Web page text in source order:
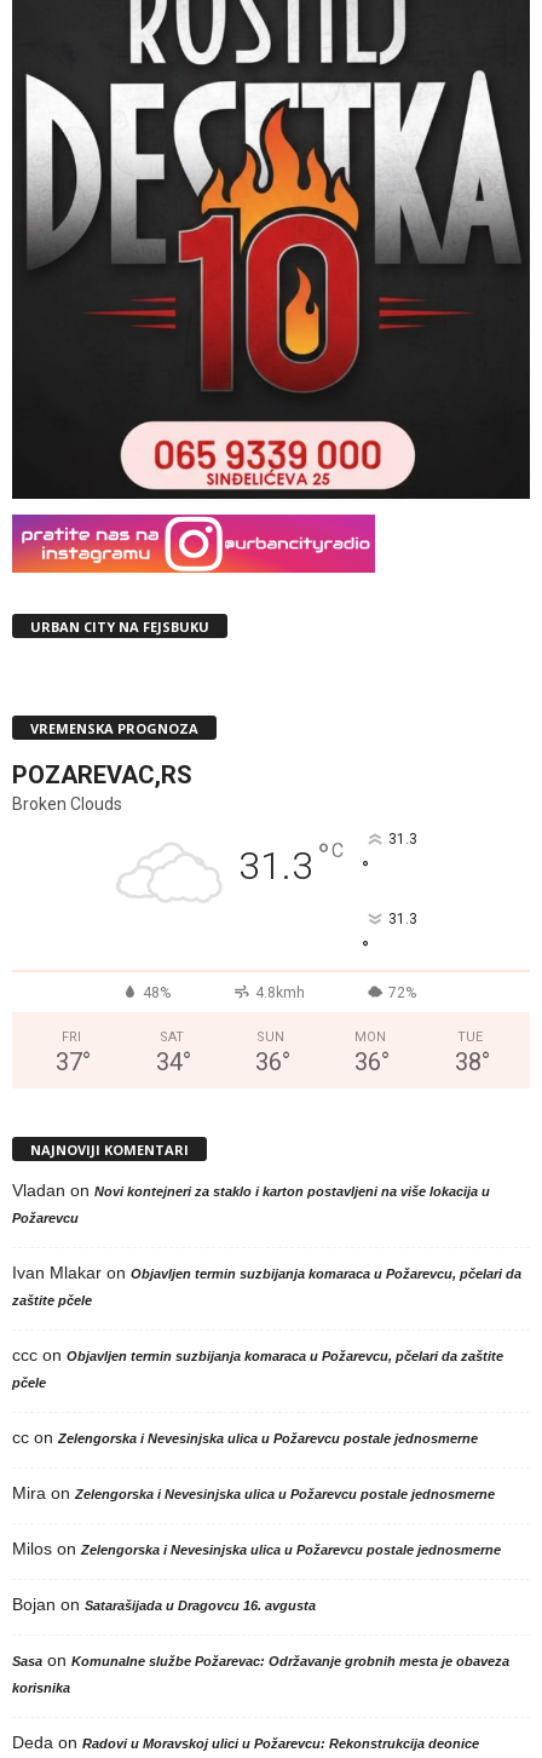
URBAN CITY NA FEJSBUKU
VREMENSKA PROGNOZA
POZAREVAC,RS
Broken Clouds
31.3 °C 31.3
°
31.3
°
48% 4.8kmh 72%
FRI
37°
SAT
34°
SUN
36°
MON
36°
TUE
38°
NAJNOVIJI KOMENTARI
Vladan on Novi kontejneri za staklo i karton postavljeni na više lokacija u
Požarevcu
Ivan Mlakar on Objavljen termin suzbijanja komaraca u Požarevcu, pčelari da
zaštite pčele
ccc on Objavljen termin suzbijanja komaraca u Požarevcu, pčelari da zaštite
pčele
cc on Zelengorska i Nevesinjska ulica u Požarevcu postale jednosmerne
Mira on Zelengorska i Nevesinjska ulica u Požarevcu postale jednosmerne
Milos on Zelengorska i Nevesinjska ulica u Požarevcu postale jednosmerne
Bojan on Satarašijada u Dragovcu 16. avgusta
Sasa on Komunalne službe Požarevac: Održavanje grobnih mesta je obaveza
korisnika
Deda on Radovi u Moravskoj ulici u Požarevcu: Rekonstrukcija deonice